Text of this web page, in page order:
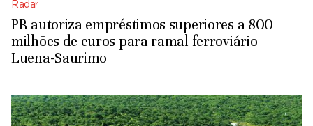
Radar
PR autoriza empréstimos superiores a 800
milhões de euros para ramal ferroviário
Luena-Saurimo